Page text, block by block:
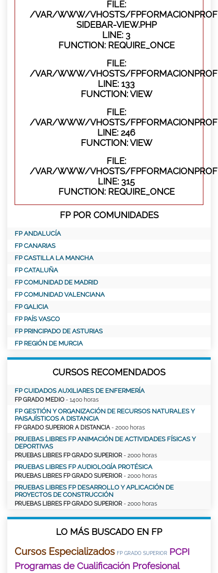
FILE:
/VAR/WWW/VHOSTS/
SIDEBAR-VIEW.PHP
LINE: 3
FUNCTION: REQUIRE_ONCE
FILE:
/VAR/WWW/VHOSTS/
LINE: 133
FUNCTION: VIEW
FILE:
/VAR/WWW/VHOSTS/
LINE: 246
FUNCTION: VIEW
FILE:
/VAR/WWW/VHOSTS/
LINE: 315
FUNCTION: REQUIRE_ONCE
FP POR COMUNIDADES
FP ANDALUCÍA
FP CANARIAS
FP CASTILLA LA MANCHA
FP CATALUÑA
FP COMUNIDAD DE MADRID
FP COMUNIDAD VALENCIANA
FP GALICIA
FP PAÍS VASCO
FP PRINCIPADO DE ASTURIAS
FP REGIÓN DE MURCIA
CURSOS RECOMENDADOS
FP CUIDADOS AUXILIARES DE ENFERMERÍA
FP GRADO MEDIO - 1400 horas
FP GESTIÓN Y ORGANIZACIÓN DE RECURSOS NATURALES Y
PAISAJÍSTICOS A DISTANCIA
FP GRADO SUPERIOR A DISTANCIA- 2000 horas
PRUEBAS LIBRES FP ANIMACIÓN DE ACTIVIDADES FÍSICAS Y
DEPORTIVAS
PRUEBAS LIBRES FP GRADO SUPERIOR - 2000 horas
PRUEBAS LIBRES FP AUDIOLOGÍA PROTÉSICA
PRUEBAS LIBRES FP GRADO SUPERIOR - 2000 horas
PRUEBAS LIBRES FP DESARROLLO Y APLICACIÓN DE
PROYECTOS DE CONSTRUCCIÓN
PRUEBAS LIBRES FP GRADO SUPERIOR - 2000 horas
LO MÁS BUSCADO EN FP
Cursos Especializados FP GRADO SUPERIOR PCPI
Programas de Cualificación Profesional